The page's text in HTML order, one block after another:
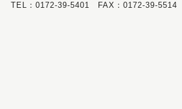
TEL：0172-39-5401 FAX：0172-39-5514